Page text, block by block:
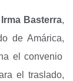
Irma Basterra,
de Amárica,
el convenio
el traslado,